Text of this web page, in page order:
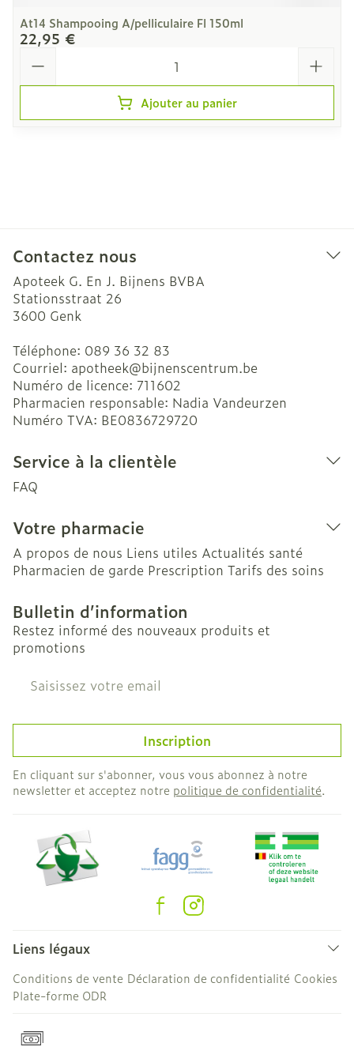
At14 Shampooing A/pelliculaire Fl 150ml
22,95 €
Ajouter au panier
Contactez nous
Apoteek G. En J. Bijnens BVBA
Stationsstraat 26
3600 Genk
Téléphone: 089 36 32 83
Courriel: apotheek@bijnenscentrum.be
Numéro de licence: 711602
Pharmacien responsable: Nadia Vandeurzen
Numéro TVA: BE0836729720
Service à la clientèle
FAQ
Votre pharmacie
A propos de nous Liens utiles Actualités santé
Pharmacien de garde Prescription Tarifs des soins
Bulletin d’information
Restez informé des nouveaux produits et
promotions
Adresse mail
Inscription
En cliquant sur s'abonner, vous vous abonnez à notre
newsletter et acceptez notre politique de confidentialité.
Liens légaux
Conditions de vente Déclaration de confidentialité Cookies
Plate-forme ODR